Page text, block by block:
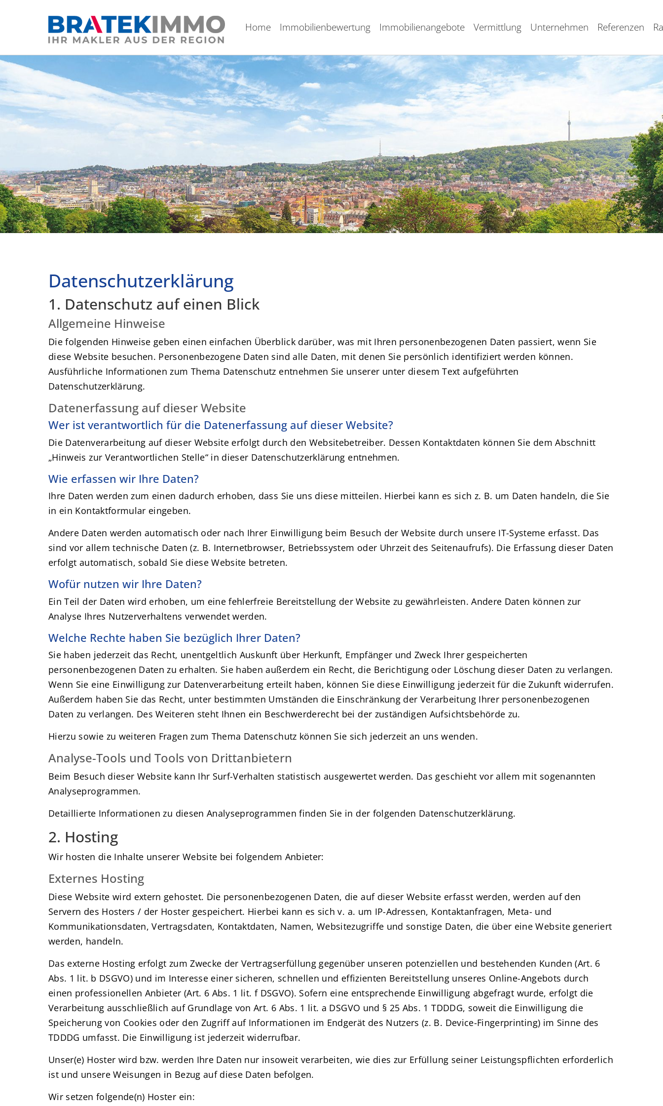
Home Immobilienbewertung Immobilienangebote Vermittlung Unternehmen Referenzen
Datenschutzerklärung
1. Datenschutz auf einen Blick
Allgemeine Hinweise
Die folgenden Hinweise geben einen einfachen Überblick darüber, was mit Ihren personenbezogenen Daten passiert, wenn Sie
diese Website besuchen. Personenbezogene Daten sind alle Daten, mit denen Sie persönlich identifiziert werden können.
Ausführliche Informationen zum Thema Datenschutz entnehmen Sie unserer unter diesem Text aufgeführten
Datenschutzerklärung.
Datenerfassung auf dieser Website
Wer ist verantwortlich für die Datenerfassung auf dieser Website?
Die Datenverarbeitung auf dieser Website erfolgt durch den Websitebetreiber. Dessen Kontaktdaten können Sie dem Abschnitt
„Hinweis zur Verantwortlichen Stelle“ in dieser Datenschutzerklärung entnehmen.
Wie erfassen wir Ihre Daten?
Ihre Daten werden zum einen dadurch erhoben, dass Sie uns diese mitteilen. Hierbei kann es sich z. B. um Daten handeln, die Sie
in ein Kontaktformular eingeben.
Andere Daten werden automatisch oder nach Ihrer Einwilligung beim Besuch der Website durch unsere IT-Systeme erfasst. Das
sind vor allem technische Daten (z. B. Internetbrowser, Betriebssystem oder Uhrzeit des Seitenaufrufs). Die Erfassung dieser Daten
erfolgt automatisch, sobald Sie diese Website betreten.
Wofür nutzen wir Ihre Daten?
Ein Teil der Daten wird erhoben, um eine fehlerfreie Bereitstellung der Website zu gewährleisten. Andere Daten können zur
Analyse Ihres Nutzerverhaltens verwendet werden.
Welche Rechte haben Sie bezüglich Ihrer Daten?
Sie haben jederzeit das Recht, unentgeltlich Auskunft über Herkunft, Empfänger und Zweck Ihrer gespeicherten
personenbezogenen Daten zu erhalten. Sie haben außerdem ein Recht, die Berichtigung oder Löschung dieser Daten zu verlangen.
Wenn Sie eine Einwilligung zur Datenverarbeitung erteilt haben, können Sie diese Einwilligung jederzeit für die Zukunft widerrufen.
Außerdem haben Sie das Recht, unter bestimmten Umständen die Einschränkung der Verarbeitung Ihrer personenbezogenen
Daten zu verlangen. Des Weiteren steht Ihnen ein Beschwerderecht bei der zuständigen Aufsichtsbehörde zu.
Hierzu sowie zu weiteren Fragen zum Thema Datenschutz können Sie sich jederzeit an uns wenden.
Analyse-Tools und Tools von Dritt­anbietern
Beim Besuch dieser Website kann Ihr Surf-Verhalten statistisch ausgewertet werden. Das geschieht vor allem mit sogenannten
Analyseprogrammen.
Detaillierte Informationen zu diesen Analyseprogrammen finden Sie in der folgenden Datenschutzerklärung.
2. Hosting
Wir hosten die Inhalte unserer Website bei folgendem Anbieter:
Externes Hosting
Diese Website wird extern gehostet. Die personenbezogenen Daten, die auf dieser Website erfasst werden, werden auf den
Servern des Hosters / der Hoster gespeichert. Hierbei kann es sich v. a. um IP-Adressen, Kontaktanfragen, Meta- und
Kommunikationsdaten, Vertragsdaten, Kontaktdaten, Namen, Websitezugriffe und sonstige Daten, die über eine Website generiert
werden, handeln.
Das externe Hosting erfolgt zum Zwecke der Vertragserfüllung gegenüber unseren potenziellen und bestehenden Kunden (Art. 6
Abs. 1 lit. b DSGVO) und im Interesse einer sicheren, schnellen und effizienten Bereitstellung unseres Online-Angebots durch
einen professionellen Anbieter (Art. 6 Abs. 1 lit. f DSGVO). Sofern eine entsprechende Einwilligung abgefragt wurde, erfolgt die
Verarbeitung ausschließlich auf Grundlage von Art. 6 Abs. 1 lit. a DSGVO und § 25 Abs. 1 TDDDG, soweit die Einwilligung die
Speicherung von Cookies oder den Zugriff auf Informationen im Endgerät des Nutzers (z. B. Device-Fingerprinting) im Sinne des
TDDDG umfasst. Die Einwilligung ist jederzeit widerrufbar.
Unser(e) Hoster wird bzw. werden Ihre Daten nur insoweit verarbeiten, wie dies zur Erfüllung seiner Leistungspflichten erforderlich
ist und unsere Weisungen in Bezug auf diese Daten befolgen.
Wir setzen folgende(n) Hoster ein: